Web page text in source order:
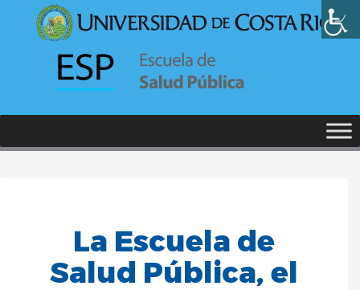
La Escuela de
Salud Pública, el